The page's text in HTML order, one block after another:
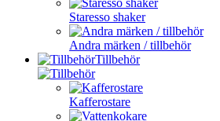
Staresso shaker
Andra märken / tillbehör
Tillbehör
Kafferostare